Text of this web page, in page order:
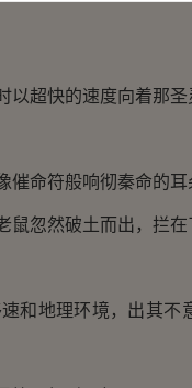
超快的速度向着那圣
命符般响彻秦命的耳
忽然破土而出，拦在
地理环境，出其不